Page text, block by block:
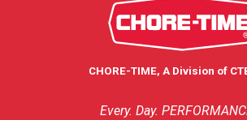
CHORE-TIME, A Division of
Every. Day.